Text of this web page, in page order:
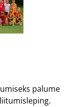
palume